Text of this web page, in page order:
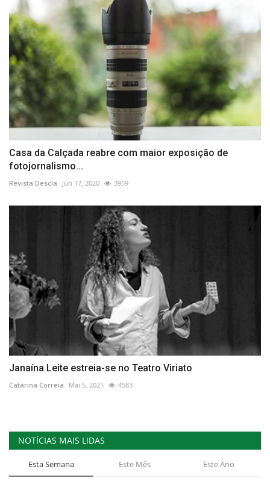
Casa da Calçada reabre com maior exposição de
fotojornalismo...
Revista Descla Jun 17, 2020 3959
Janaína Leite estreia-se no Teatro Viriato
Catarina Correia Mai 5, 2021 4583
NOTÍCIAS MAIS LIDAS
Esta Semana Este Mês Este Ano